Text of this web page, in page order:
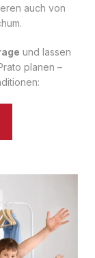
auch von
und lassen
planen –